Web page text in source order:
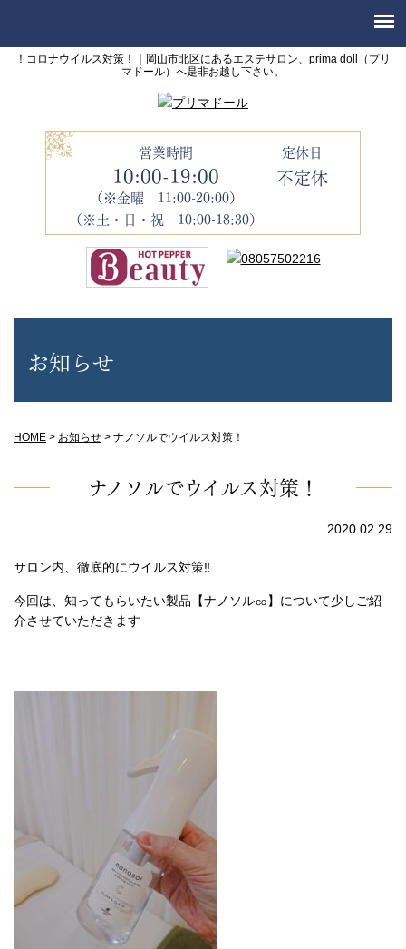
！コロナウイルス対策！｜岡山市北区にあるエステサロン、prima doll（プリ
マドール）へ是非お越し下さい。
営業時間
10:00-19:00
（※金曜 11:00-20:00）
（※土・日・祝 10:00-18:30）
定休日
不定休
お知らせ
HOME > お知らせ > ナノソルでウイルス対策！
ナノソルでウイルス対策！
2020.02.29
サロン内、徹底的にウイルス対策‼
今回は、知ってもらいたい製品【ナノソル㏄】について少しご紹
介させていただきます